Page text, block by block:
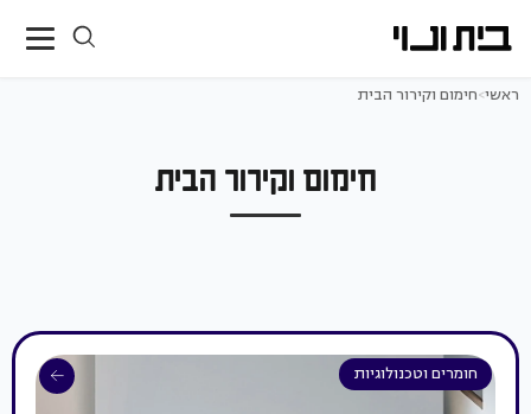
ראשי>חימום וקירור הבית
חימום וקירור הבית
חומרים וטכנולוגיות